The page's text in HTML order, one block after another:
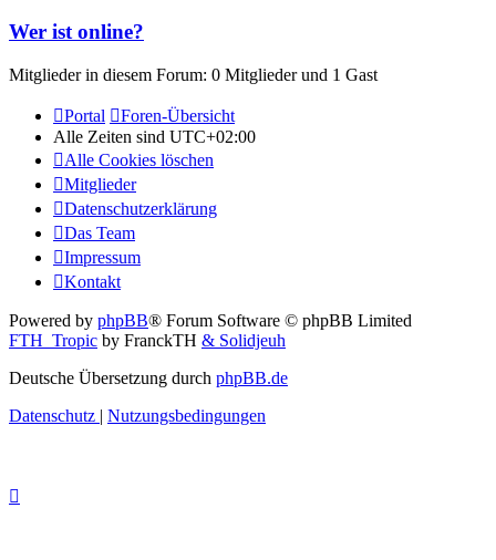
Wer ist online?
Mitglieder in diesem Forum: 0 Mitglieder und 1 Gast
Portal
Foren-Übersicht
Alle Zeiten sind UTC+02:00
Alle Cookies löschen
Mitglieder
Datenschutzerklärung
Das Team
Impressum
Kontakt
Powered by phpBB® Forum Software © phpBB Limited
FTH_Tropic by FranckTH & Solidjeuh
Deutsche Übersetzung durch phpBB.de
Datenschutz | Nutzungsbedingungen